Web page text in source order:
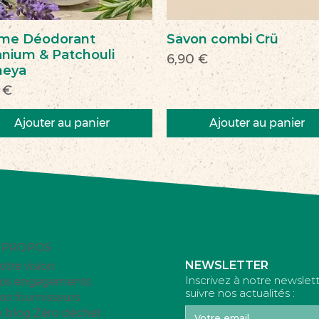
Déodorant
& Patchouli
€
Ajouter au panier
Savon combi Crü
Prix
6,90 €
Ajouter au panier
Nouveau
Nouveau
vision
engagements
fournisseurs
blog Zéro déchet
NEWSLETTER
Inscrivez à notre
suivre nos actualités :